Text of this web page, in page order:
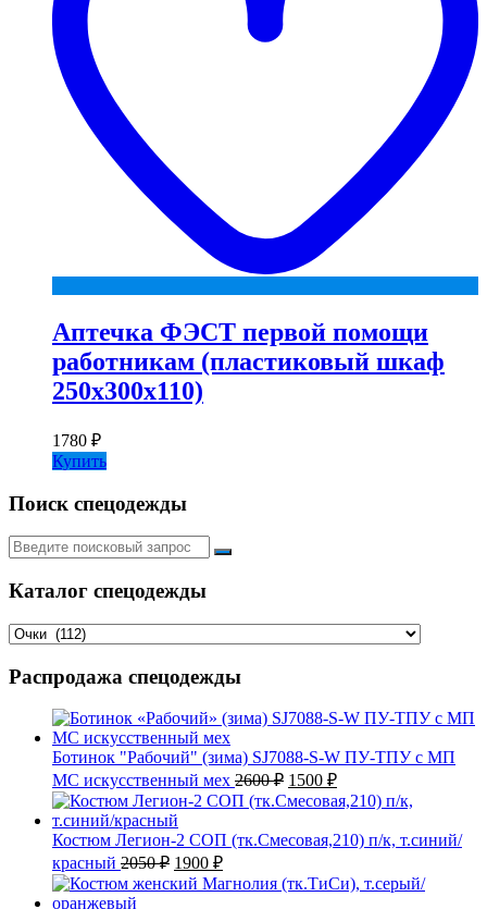
Аптечка ФЭСТ первой помощи
работникам (пластиковый шкаф
250х300х110)
1780 ₽
Купить
Поиск спецодежды
Искать:
Каталог спецодежды
Распродажа спецодежды
Ботинок "Рабочий" (зима) SJ7088-S-W ПУ-ТПУ с МП
МС искусственный мех 2600₽ Первоначальная
цена
составляла
2600 ₽.
1500 ₽Текущая
цена:
Костюм Легион-2 СОП (тк.Смесовая,210) п/к, т.синий/
красный 2050₽ Первоначальная
цена
составляла
1900 ₽Текущая
цена: